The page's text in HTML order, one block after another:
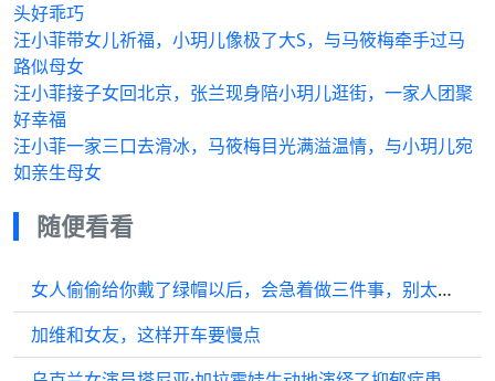
头好乖巧
汪小菲带女儿祈福，小玥儿像极了大S，与马筱梅牵手过马
路似母女
汪小菲接子女回北京，张兰现身陪小玥儿逛街，一家人团聚
好幸福
汪小菲一家三口去滑冰，马筱梅目光满溢温情，与小玥儿宛
如亲生母女
随便看看
女人偷偷给你戴了绿帽以后，会急着做三件事，别太天真
加维和女友，这样开车要慢点